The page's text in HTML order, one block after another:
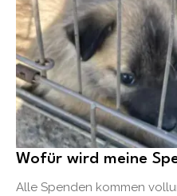
Wofür wird meine
Alle Spenden kommen